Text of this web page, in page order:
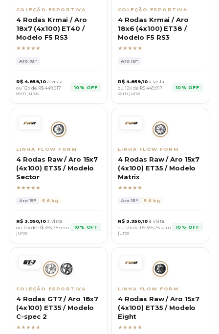
COLEÇÃO ESPORTIVA
4 Rodas Krmai / Aro
18x7 (4x100) ET40 /
Modelo F5 RS3
★★★★★
Aro18"
R$ 4.859,10 à vista
ou 12x de R$449,917
sem juros
10% OFF
COLEÇÃO ESPORTIVA
4 Rodas Krmai / Aro
18x6 (4x100) ET38 /
Modelo F5 RS3
★★★★★
Aro18"
R$ 4.859,10 à vista
ou 12x de R$449,917
sem juros
10% OFF
LINHA FLOW FORM
4 Rodas Raw / Aro 15x7
(4x100) ET35 / Modelo
Sector
★★★★★
Aro15" 5.6 kg
R$ 3.950,10 à vista
ou 12x de R$365,75sem
juros
10% OFF
LINHA FLOW FORM
4 Rodas Raw / Aro 15x7
(4x100) ET35 / Modelo
Matrix
★★★★★
Aro15" 5.6 kg
R$ 3.950,10 à vista
ou 12x de R$365,75sem
juros
10% OFF
COLEÇÃO ESPORTIVA
4 Rodas GT7 / Aro 18x7
(4x100) ET35 / Modelo
C-spec 2
★★★★★
LINHA FLOW FORM
4 Rodas Raw / Aro 15x7
(4x100) ET35 / Modelo
Eight
★★★★★